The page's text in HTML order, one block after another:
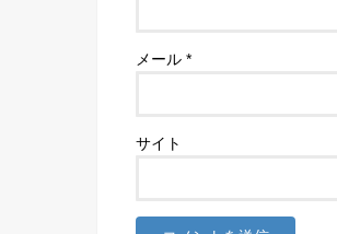
メール *
サイト